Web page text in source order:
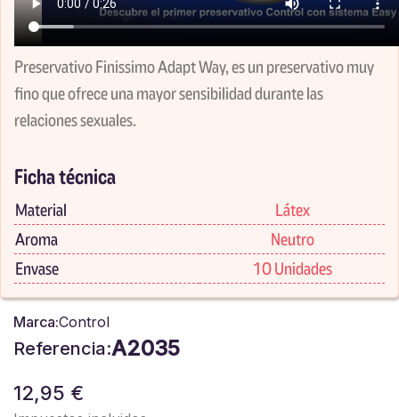
Preservativo Finissimo Adapt Way, es un preservativo muy
fino que ofrece una mayor sensibilidad durante las
relaciones sexuales.
Ficha técnica
Material
Látex
Aroma
Neutro
Envase
10 Unidades
Marca:Control
Referencia:A2035
12,95 €